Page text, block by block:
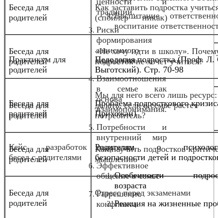
Воспитание
воспитание
Практикум для
родителей
Педология подростка (Проф. Л.
Выготский). Стр. 70-98
Беседа для
родителей
Проблема подросткового
Прихожан)
Кейс разработок
бесед с родителями
Родителям о
безопасности детей и
Особенности
возраста
Реакция на жизненные
традиции.
Риски
формирования
зависимого
поведения.
Взаимоотношения
в семье как
основа
взаимопонимания.
Потребности и
внутренний мир
подростка.
Эффективное
общение в семье
Разрешение
конфликта.
Беседа для
родителей
Как заставить подростка
(спойлер — никак)
Беседа для
родителей
«Не хочу идти в школу».
подросток не хочет учиться?
Беседа для
родителей
Мы для него всего лишь
делать, если в семье растет
потребитель?
Беседа для
родителей
Как научить подростков
мышлению
Беседа для
родителей
Стресс перед экзаменами